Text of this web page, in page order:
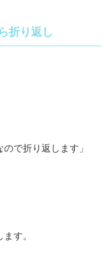
折り返し
で折り返します」
す。